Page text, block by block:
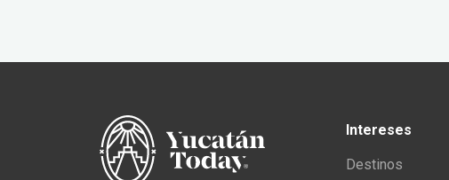
Intereses
Destinos